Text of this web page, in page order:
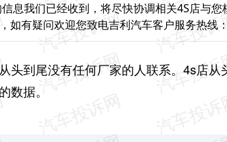
息我们已经收到，将尽快协调相关4S店与
如有疑问欢迎您致电吉利汽车客户服务热线
头到尾没有任何厂家的人联系。4s店
数据。